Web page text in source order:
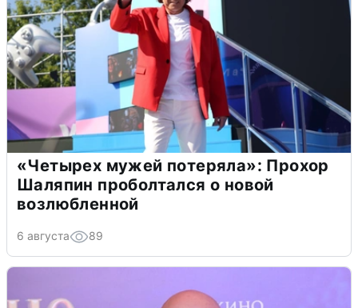
«Четырех мужей потеряла»: Прохор
Шаляпин проболтался о новой
возлюбленной
6 августа 89